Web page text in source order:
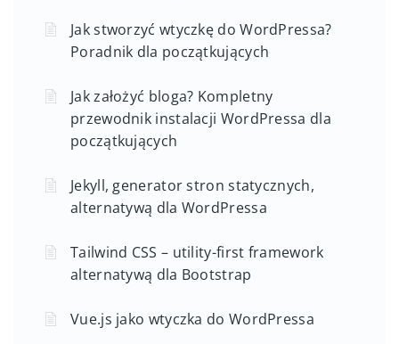
Jak stworzyć wtyczkę do WordPressa?
Poradnik dla początkujących
Jak założyć bloga? Kompletny
przewodnik instalacji WordPressa dla
początkujących
Jekyll, generator stron statycznych,
alternatywą dla WordPressa
Tailwind CSS – utility-first framework
alternatywą dla Bootstrap
Vue.js jako wtyczka do WordPressa